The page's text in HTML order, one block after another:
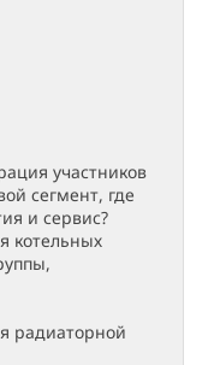
участников
сегмент, где
и сервис?
котельных
радиаторной